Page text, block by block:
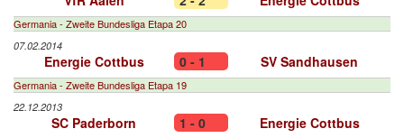
Germania - Zweite Bundesliga Etapa 20
07.02.2014
Energie Cottbus 0 - 1 SV Sandhausen
Germania - Zweite Bundesliga Etapa 19
22.12.2013
SC Paderborn 1 - 0 Energie Cottbus